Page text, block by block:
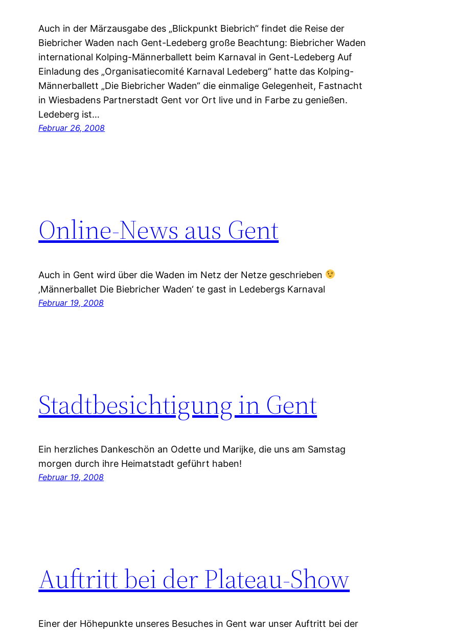
Auch in der Märzausgabe des „Blickpunkt Biebrich“ findet die Reise der
Biebricher Waden nach Gent-Ledeberg große Beachtung: Biebricher Waden
international Kolping-Männerballett beim Karnaval in Gent-Ledeberg Auf
Einladung des „Organisatiecomité Karnaval Ledeberg“ hatte das Kolping-
Männerballett „Die Biebricher Waden“ die einmalige Gelegenheit, Fastnacht
in Wiesbadens Partnerstadt Gent vor Ort live und in Farbe zu genießen.
Ledeberg ist…
Februar 26, 2008
Online-News aus Gent
Auch in Gent wird über die Waden im Netz der Netze geschrieben
‚Männerballet Die Biebricher Waden‘ te gast in Ledebergs Karnaval
Februar 19, 2008
Stadtbesichtigung in Gent
Ein herzliches Dankeschön an Odette und Marijke, die uns am Samstag
morgen durch ihre Heimatstadt geführt haben!
Februar 19, 2008
Auftritt bei der Plateau-Show
Einer der Höhepunkte unseres Besuches in Gent war unser Auftritt bei der